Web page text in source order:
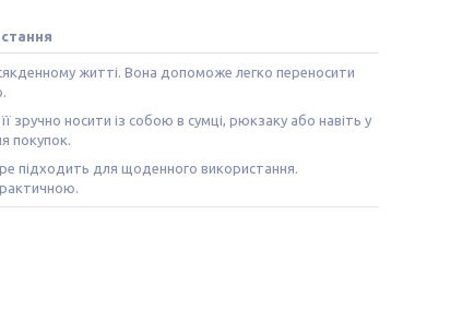
житті. Вона допоможе легко переносити
зручно носити із собою в сумці, рюкзаку або навіть у
покупок.
підходить для щоденного використання.